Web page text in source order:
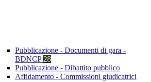
Pubblicazione - Documenti di gara -
BDNCP 28
Pubblicazione - Dibattito pubblico
Affidamento - Commissioni giudicatrici